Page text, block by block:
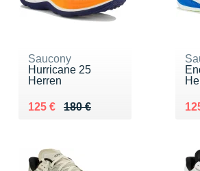
Saucony
Hurricane 25
Herren
180 €
Au lieu de 180 €
125 €
Vendu 125 €